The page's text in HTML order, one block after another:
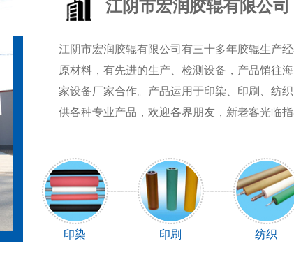
江阴市宏润胶辊有限公司
江阴市宏润胶辊有限公司有三十多年胶辊生产
原材料，有先进的生产、检测设备，产品销往
家设备厂家合作。产品运用于印染、印刷、纺
供各种专业产品，欢迎各界朋友，新老客光临指
印染 印刷 纺织